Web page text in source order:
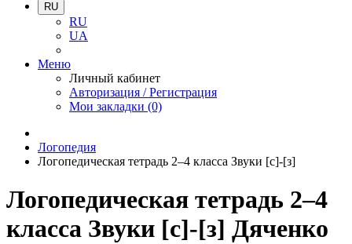
RU
RU
UA
Меню
Личный кабинет
Авторизация / Регистрация
Мои закладки (0)
Логопедия
Логопедическая тетрадь 2–4 класса Звуки [с]-[з]
Логопедическая тетрадь 2–4
класса Звуки [с]-[з] Дяченко